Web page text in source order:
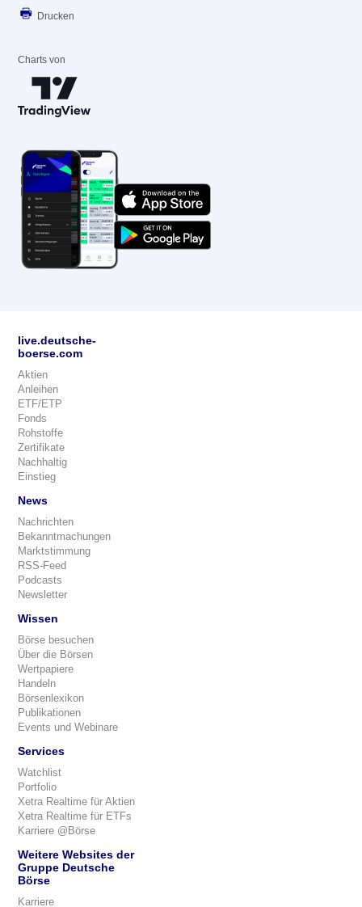
Drucken
Charts von
live.deutsche-
boerse.com
Aktien
Anleihen
ETF/ETP
Fonds
Rohstoffe
Zertifikate
Nachhaltig
Einstieg
News
Nachrichten
Bekanntmachungen
Marktstimmung
RSS-Feed
Podcasts
Newsletter
Wissen
Börse besuchen
Über die Börsen
Wertpapiere
Handeln
Börsenlexikon
Publikationen
Events und Webinare
Services
Watchlist
Portfolio
Xetra Realtime für Aktien
Xetra Realtime für ETFs
Karriere @Börse
Weitere Websites der
Gruppe Deutsche
Börse
Karriere